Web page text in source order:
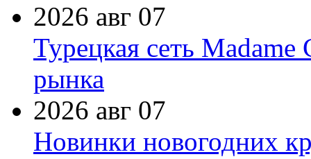
2026 авг 07
Турецкая сеть Madame
рынка
2026 авг 07
Новинки новогодних